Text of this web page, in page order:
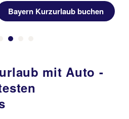
Bayern Kurzurlaub buchen
mit Auto -